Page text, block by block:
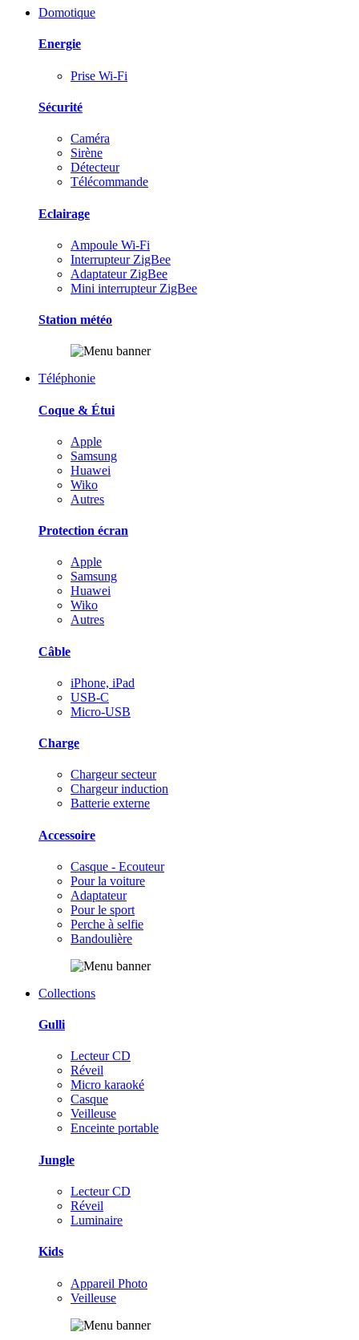
Domotique
Energie
Prise Wi-Fi
Sécurité
Caméra
Sirène
Détecteur
Télécommande
Eclairage
Ampoule Wi-Fi
Interrupteur ZigBee
Adaptateur ZigBee
Mini interrupteur ZigBee
Station météo
Téléphonie
Coque & Étui
Apple
Samsung
Huawei
Wiko
Autres
Protection écran
Apple
Samsung
Huawei
Wiko
Autres
Câble
iPhone, iPad
USB-C
Micro-USB
Charge
Chargeur secteur
Chargeur induction
Batterie externe
Accessoire
Casque - Ecouteur
Pour la voiture
Adaptateur
Pour le sport
Perche à selfie
Bandoulière
Collections
Gulli
Lecteur CD
Réveil
Micro karaoké
Casque
Veilleuse
Enceinte portable
Jungle
Lecteur CD
Réveil
Luminaire
Kids
Appareil Photo
Veilleuse